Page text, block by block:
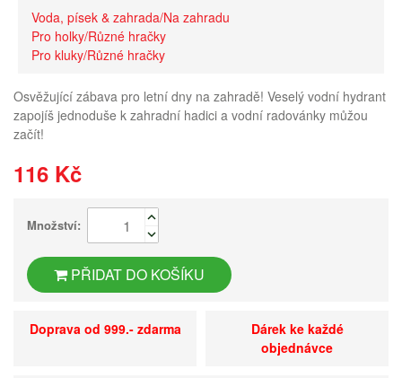
Voda, písek & zahrada/Na zahradu
Pro holky/Různé hračky
Pro kluky/Různé hračky
Osvěžující zábava pro letní dny na zahradě! Veselý vodní hydrant
zapojíš jednoduše k zahradní hadici a vodní radovánky můžou
začít!
116 Kč
Množství:
PŘIDAT DO KOŠÍKU
Doprava od 999.- zdarma
Dárek ke každé
objednávce